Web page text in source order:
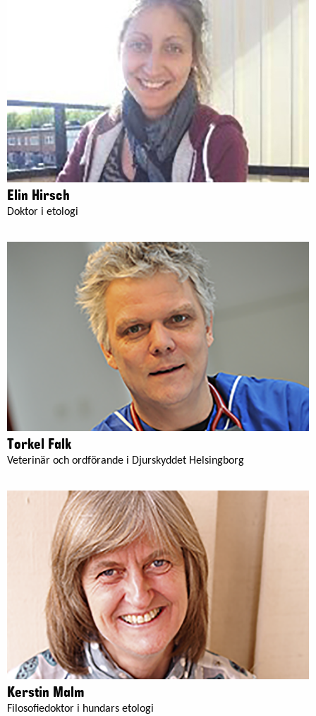
Elin Hirsch
Doktor i etologi
Torkel Falk
Veterinär och ordförande i Djurskyddet Helsingborg
Kerstin Malm
Filosofiedoktor i hundars etologi